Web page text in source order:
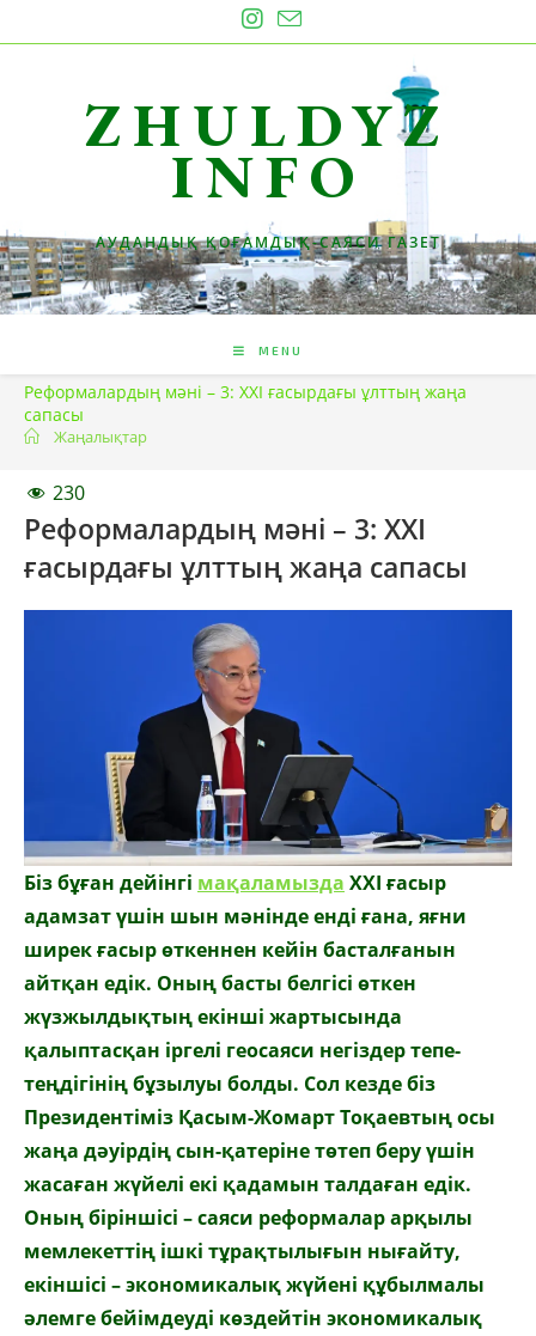
to
ZHULDYZ
INFO
АУДАНДЫҚ ҚОҒАМДЫҚ-САЯСИ ГАЗЕТ
MENU
Реформалардың мәні – 3: ХХІ ғасырдағы ұлттың жаңа
сапасы
Жаңалықтар
230
Реформалардың мәні – 3: ХХІ
ғасырдағы ұлттың жаңа сапасы
Біз бұған дейінгі мақаламызда ХХІ ғасыр
адамзат үшін шын мәнінде енді ғана, яғни
ширек ғасыр өткеннен кейін басталғанын
айтқан едік. Оның басты белгісі өткен
жүзжылдықтың екінші жартысында
қалыптасқан іргелі геосаяси негіздер тепе-
теңдігінің бұзылуы болды. Сол кезде біз
Президентіміз Қасым-Жомарт Тоқаевтың осы
жаңа дәуірдің сын-қатеріне төтеп беру үшін
жасаған жүйелі екі қадамын талдаған едік.
Оның біріншісі – саяси реформалар арқылы
мемлекеттің ішкі тұрақтылығын нығайту,
екіншісі – экономикалық жүйені құбылмалы
әлемге бейімдеуді көздейтін экономикалық